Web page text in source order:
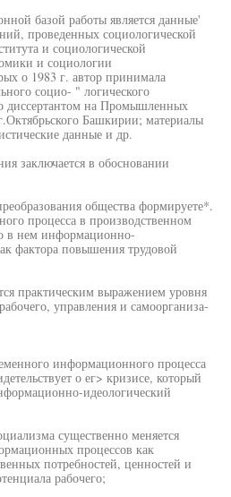
базой работы является данные'
проведенных социологической
и социологической
и социологии
о 1983 г. автор принимала
социо- " логического
диссертантом на Промышленных
Башкирии; материалы
данные и др.
заключается в обосновании
общества формируете*.
процесса в производственном
в нем информационно-
фактора повышения трудовой
практическим выражением уровня
управления и самоорганиза-
информационного процесса
о ег> кризисе, который
идеологический
существенно меняется
процессов как
потребностей, ценностей и
рабочего;